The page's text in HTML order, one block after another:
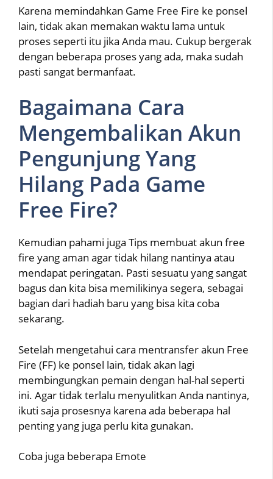
Karena memindahkan Game Free Fire ke ponsel
lain, tidak akan memakan waktu lama untuk
proses seperti itu jika Anda mau. Cukup bergerak
dengan beberapa proses yang ada, maka sudah
pasti sangat bermanfaat.
Bagaimana Cara
Mengembalikan Akun
Pengunjung Yang
Hilang Pada Game
Free Fire?
Kemudian pahami juga Tips membuat akun free
fire yang aman agar tidak hilang nantinya atau
mendapat peringatan. Pasti sesuatu yang sangat
bagus dan kita bisa memilikinya segera, sebagai
bagian dari hadiah baru yang bisa kita coba
sekarang.
Setelah mengetahui cara mentransfer akun Free
Fire (FF) ke ponsel lain, tidak akan lagi
membingungkan pemain dengan hal-hal seperti
ini. Agar tidak terlalu menyulitkan Anda nantinya,
ikuti saja prosesnya karena ada beberapa hal
penting yang juga perlu kita gunakan.
Coba juga beberapa Emote